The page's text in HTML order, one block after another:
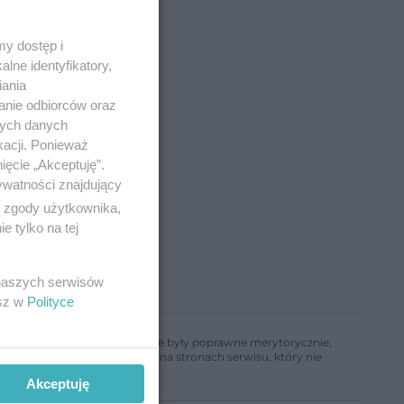
informacje w nim zawarte były poprawne merytorycznie,
informacji zamieszczonych na stronach serwisu, który nie
dostęp i
identyfikatory,
odbiorców oraz
danych
Ponieważ
„Akceptuję”.
znajdujący
użytkownika,
tylko na tej
serwisów
w Polityce
Akceptuję